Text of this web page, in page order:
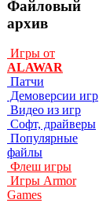
Файловый
архив
Игры от
ALAWAR
Патчи
Демоверсии игр
Видео из игр
Софт, драйверы
Популярные
файлы
Флеш игры
Игры Armor
Games